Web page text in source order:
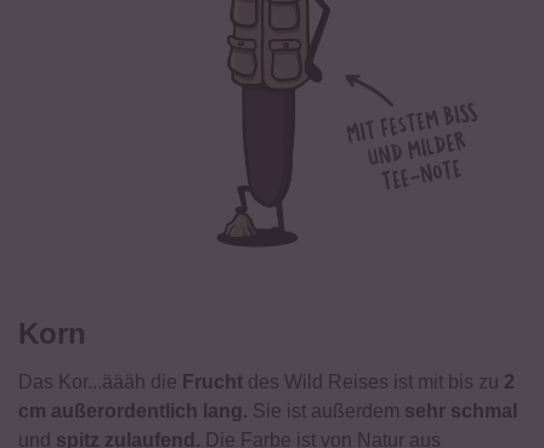
Korn
Das Kor...äääh die Frucht des Wild Reises ist mit bis zu 2
cm außerordentlich lang. Sie ist außerdem sehr schmal
und spitz zulaufend. Die Farbe ist von Natur aus